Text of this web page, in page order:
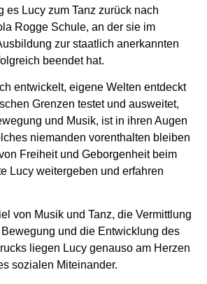
es Lucy zum Tanz zurück nach
Rogge Schule, an der sie im
zur staatlich anerkannten
beendet hat.
entwickelt, eigene Welten entdeckt
Grenzen testet und ausweitet,
und Musik, ist in ihren Augen
niemanden vorenthalten bleiben
Freiheit und Geborgenheit beim
Lucy weitergeben und erfahren
von Musik und Tanz, die Vermittlung
und die Entwicklung des
liegen Lucy genauso am Herzen
sozialen Miteinander.